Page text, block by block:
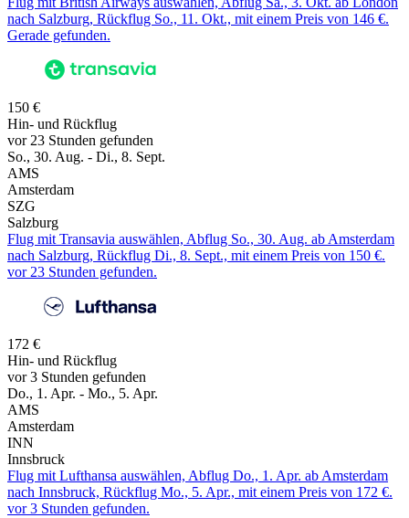
nach Salzburg, Rückflug So., 11. Okt., mit einem Preis von 146 €.
Gerade gefunden.
150 €
Hin- und Rückflug
vor 23 Stunden gefunden
So., 30. Aug. - Di., 8. Sept.
AMS
Amsterdam
SZG
Salzburg
Flug mit Transavia auswählen, Abflug So., 30. Aug. ab Amsterdam
nach Salzburg, Rückflug Di., 8. Sept., mit einem Preis von 150 €.
vor 23 Stunden gefunden.
172 €
Hin- und Rückflug
vor 3 Stunden gefunden
Do., 1. Apr. - Mo., 5. Apr.
AMS
Amsterdam
INN
Innsbruck
Flug mit Lufthansa auswählen, Abflug Do., 1. Apr. ab Amsterdam
nach Innsbruck, Rückflug Mo., 5. Apr., mit einem Preis von 172 €.
vor 3 Stunden gefunden.